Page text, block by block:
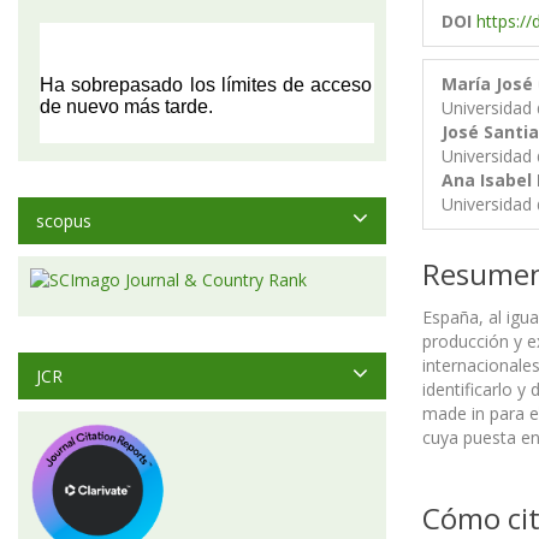
DOI https://
María
Universidad
José
Universidad
Ana Isabel
Universidad
España, al
producción y
identificarlo y
made in para
cuya puesta
Cómo
scopus
JCR